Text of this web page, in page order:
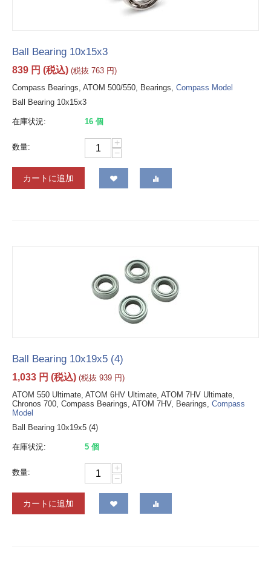
Ball Bearing 10x15x3
839 円 (税込) (税抜 763 円)
Compass Bearings, ATOM 500/550, Bearings, Compass Model
Ball Bearing 10x15x3
在庫状況: 16 個
数量:
+
−
カートに追加
Ball Bearing 10x19x5 (4)
1,033 円 (税込) (税抜 939 円)
ATOM 550 Ultimate, ATOM 6HV Ultimate, ATOM 7HV Ultimate,
Chronos 700, Compass Bearings, ATOM 7HV, Bearings, Compass
Model
Ball Bearing 10x19x5 (4)
在庫状況: 5 個
数量:
+
−
カートに追加